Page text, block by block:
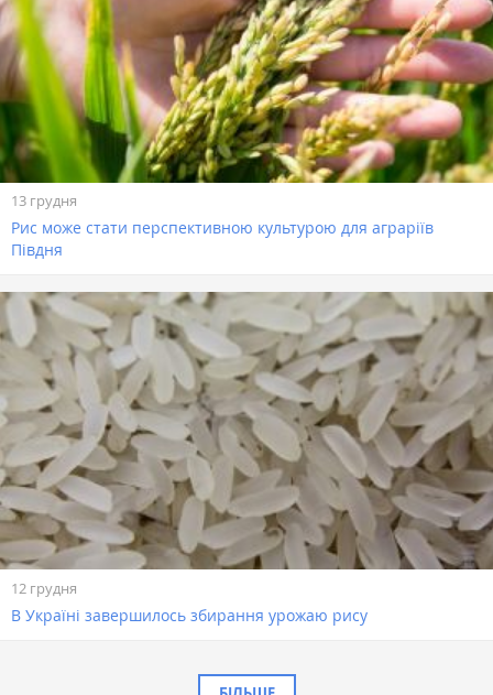
13 грудня
Рис може стати перспективною культурою для аграріїв
Півдня
12 грудня
В Україні завершилось збирання урожаю рису